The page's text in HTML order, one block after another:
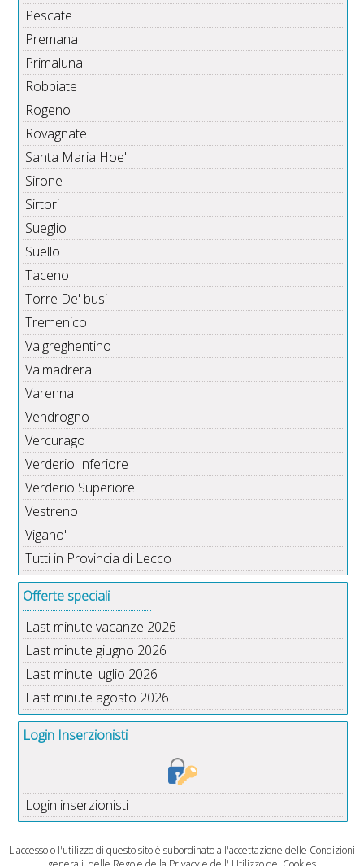
Pescate
Premana
Primaluna
Robbiate
Rogeno
Rovagnate
Santa Maria Hoe'
Sirone
Sirtori
Sueglio
Suello
Taceno
Torre De' busi
Tremenico
Valgreghentino
Valmadrera
Varenna
Vendrogno
Vercurago
Verderio Inferiore
Verderio Superiore
Vestreno
Vigano'
Tutti in Provincia di Lecco
Offerte speciali
Last minute vacanze 2026
Last minute giugno 2026
Last minute luglio 2026
Last minute agosto 2026
Login Inserzionisti
Login inserzionisti
L'accesso o l'utilizzo di questo sito è subordinato all'accettazione delle Condizioni